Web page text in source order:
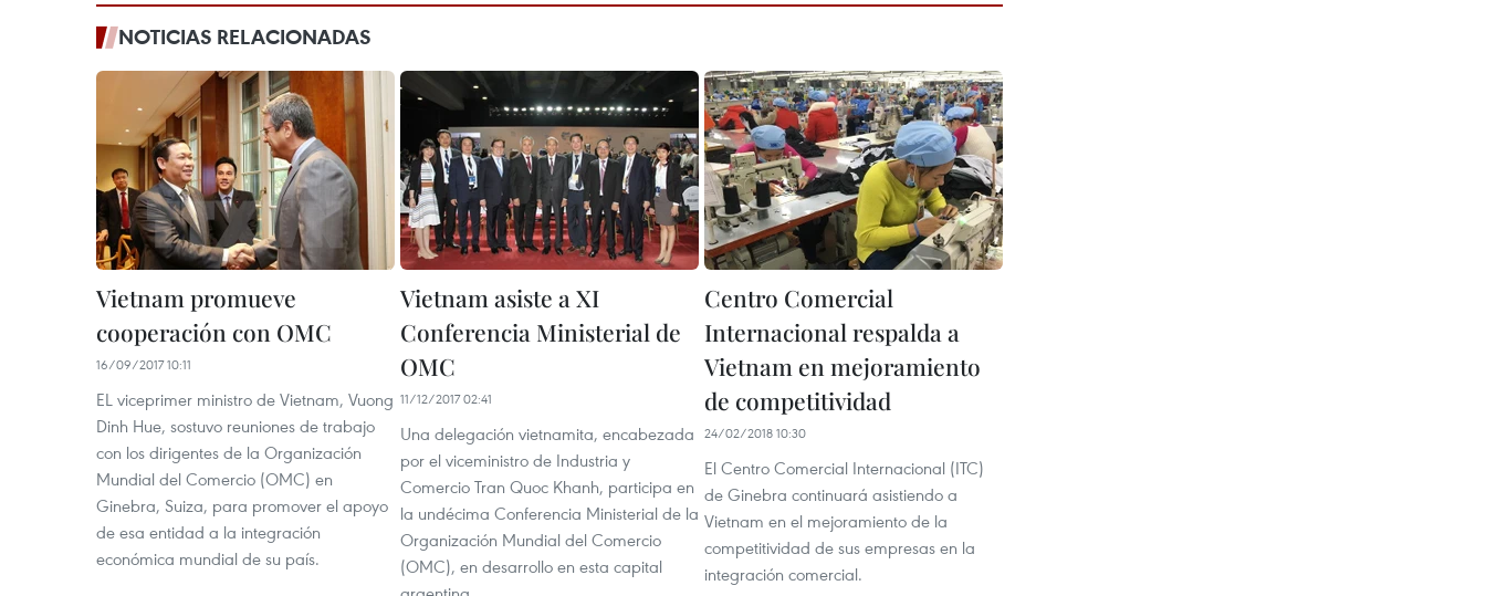
NOTICIAS RELACIONADAS
Vietnam promueve
cooperación con OMC
16/09/2017 10:11
EL viceprimer ministro de Vietnam, Vuong
Dinh Hue, sostuvo reuniones de trabajo
con los dirigentes de la Organización
Mundial del Comercio (OMC) en
Ginebra, Suiza, para promover el apoyo
de esa entidad a la integración
económica mundial de su país.
Vietnam asiste a XI
Conferencia Ministerial de
OMC
11/12/2017 02:41
Una delegación vietnamita, encabezada
por el viceministro de Industria y
Comercio Tran Quoc Khanh, participa en
la undécima Conferencia Ministerial de la
Organización Mundial del Comercio
(OMC), en desarrollo en esta capital
Centro Comercial
Internacional respalda a
Vietnam en mejoramiento
de competitividad
24/02/2018 10:30
El Centro Comercial Internacional (ITC)
de Ginebra continuará asistiendo a
Vietnam en el mejoramiento de la
competitividad de sus empresas en la
integración comercial.